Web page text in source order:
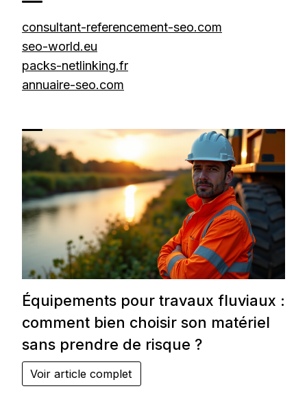
consultant-referencement-seo.com
seo-world.eu
packs-netlinking.fr
annuaire-seo.com
Équipements pour travaux fluviaux :
comment bien choisir son matériel
sans prendre de risque ?
Voir article complet